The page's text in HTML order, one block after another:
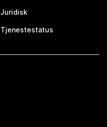
Juridisk
Tjenestestatus